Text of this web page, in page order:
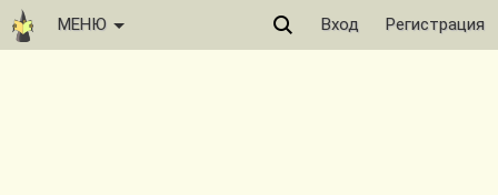
МЕНЮ Вход Регистрация